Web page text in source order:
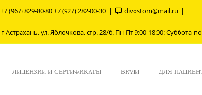
+7 (967) 829-80-80 +7 (927) 282-00-30 divostom@mail.ru
г Астрахань, ул. Яблочкова, стр. 28/б. Пн-Пт 9:00-18:00: Суббота-
ЛИЦЕНЗИИ И СЕРТИФИКАТЫ ВРАЧИ ДЛЯ